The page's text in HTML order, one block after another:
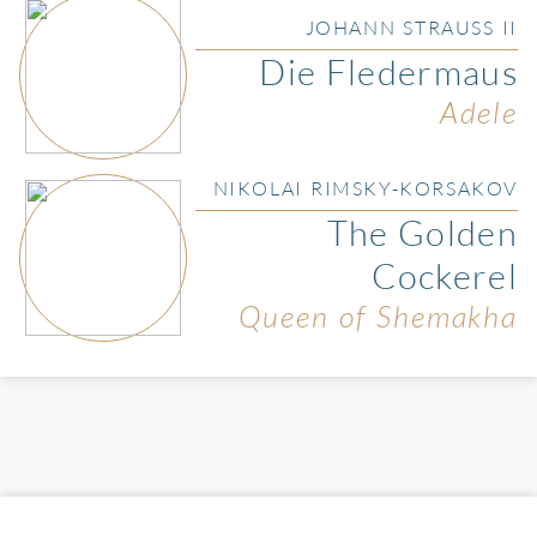
JOHANN STRAUSS II
Die Fledermaus
Adele
NIKOLAI RIMSKY-KORSAKOV
The Golden
Cockerel
Queen of Shemakha